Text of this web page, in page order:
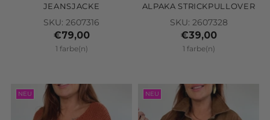
JEANSJACKE
SKU: 2607316
€79,00
1 farbe(n)
ALPAKA STRICKPULLOVER
SKU: 2607328
€39,00
1 farbe(n)
NEU NEU